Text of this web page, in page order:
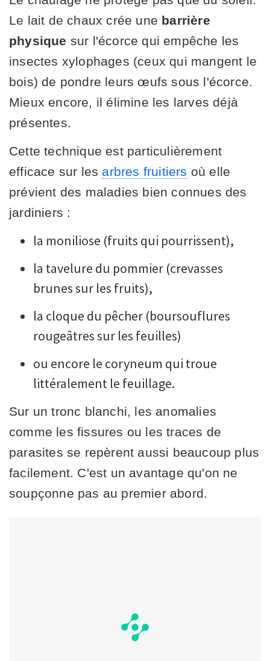
Le lait de chaux crée une barrière
physique sur l'écorce qui empêche les
insectes xylophages (ceux qui mangent le
bois) de pondre leurs œufs sous l'écorce.
Mieux encore, il élimine les larves déjà
présentes.
Cette technique est particulièrement
efficace sur les arbres fruitiers où elle
prévient des maladies bien connues des
jardiniers :
la moniliose (fruits qui pourrissent),
la tavelure du pommier (crevasses
brunes sur les fruits),
la cloque du pêcher (boursouflures
rougeâtres sur les feuilles)
ou encore le coryneum qui troue
littéralement le feuillage.
Sur un tronc blanchi, les anomalies
comme les fissures ou les traces de
parasites se repèrent aussi beaucoup plus
facilement. C'est un avantage qu'on ne
soupçonne pas au premier abord.